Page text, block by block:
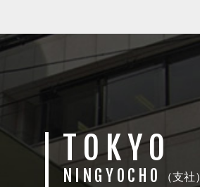
TOKYO
NINGYOCHO （支社）